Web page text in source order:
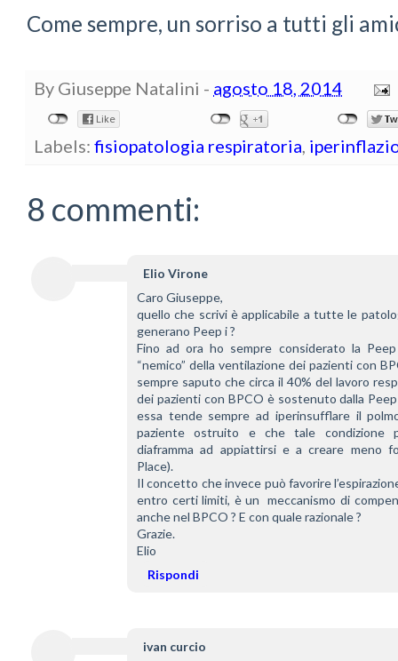
Come sempre, un sorriso a tutti gli
By Giuseppe Natalini - agosto 18, 2014
Labels: fisiopatologia respiratoria
8 commenti:
Elio Virone
Caro Giuseppe,
quello che scrivi è applicabile a tutte le
generano Peep i ?
Fino ad ora ho sempre considerato la
“nemico” della ventilazione dei pazienti con
sempre saputo che circa il 40% del lavoro
dei pazienti con BPCO è sostenuto dalla
essa tende sempre ad iperinsufflare il
paziente ostruito e che tale condizione
diaframma ad appiattirsi e a creare meno
Place).
Il concetto che invece può favorire
entro certi limiti, è un  meccanismo di
anche nel BPCO ? E con quale razionale ?
Grazie.
Elio
Rispondi
ivan curcio